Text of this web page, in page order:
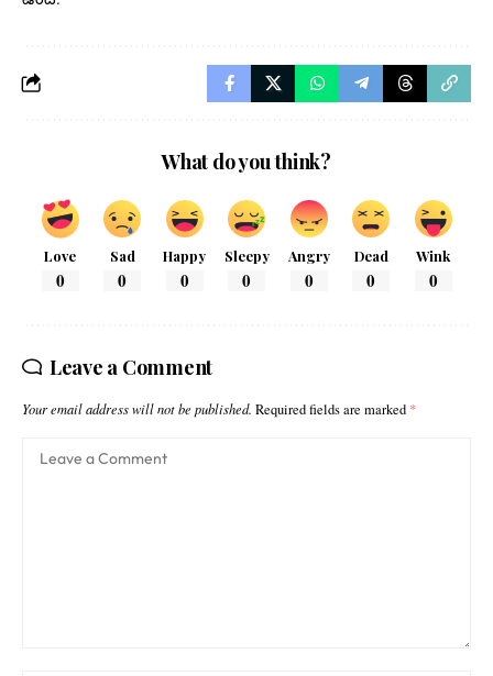
What do you think?
Love
0
Sad
0
Happy
0
Sleepy
0
Angry
0
Dead
0
Wink
0
Leave a Comment
Your email address will not be published. Required fields are marked *